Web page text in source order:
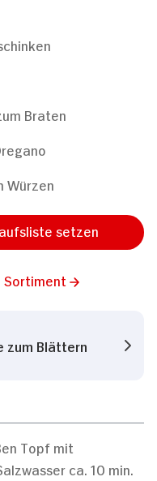
Braten
Würzen
setzen
Sortiment
zum Blättern
Topf mit
ca. 10 min.